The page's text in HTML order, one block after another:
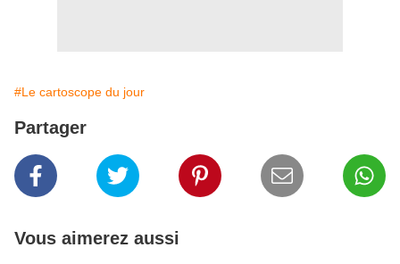
#Le cartoscope du jour
Partager
Vous aimerez aussi